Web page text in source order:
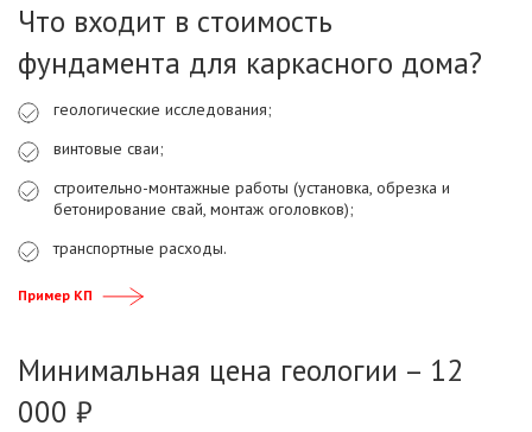
Что входит в стоимость
фундамента для каркасного дома?
геологические исследования;
винтовые сваи;
строительно-монтажные работы (установка, обрезка и
бетонирование свай, монтаж оголовков);
транспортные расходы.
Пример КП
Минимальная цена геологии – 12
000 ₽